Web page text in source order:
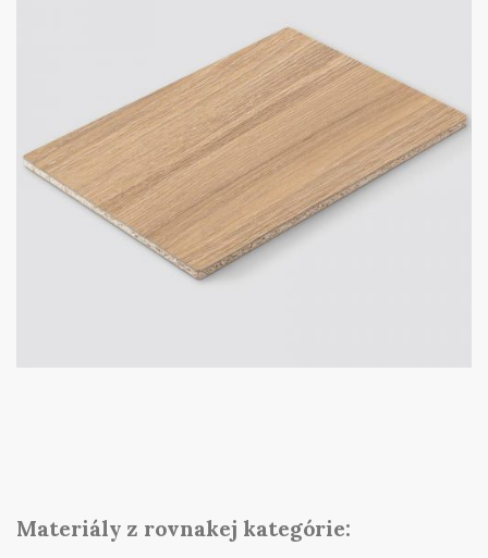
Prebiehajúce akcie
O nás
Kontakt
Kuchynské štúdio Bratislava
Materiály z rovnakej kategórie: